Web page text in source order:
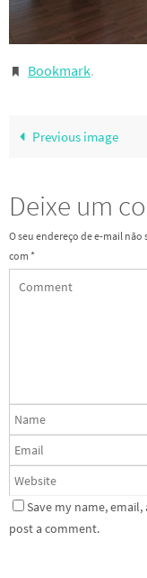
Bookmark.
Previous image
Deixe um
O seu endereço de e-mail não
com *
Save my name,
post a comment.